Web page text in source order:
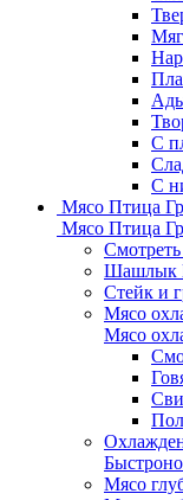
С
С
Мясо Птица
Мясо Птица
Смотреть
Шашлык
Стейк и
Мясо
Мясо
Мясо